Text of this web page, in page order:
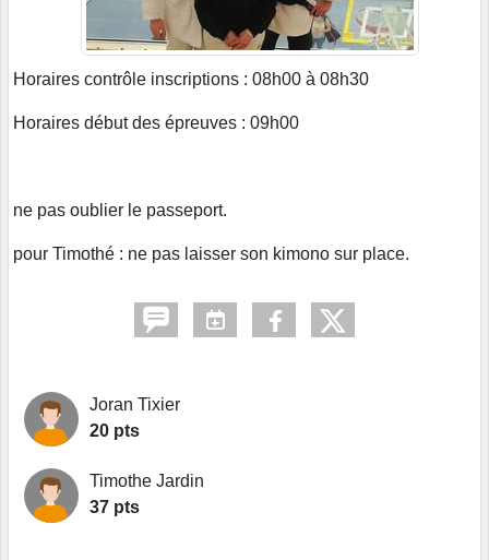
Horaires contrôle inscriptions : 08h00 à 08h30
Horaires début des épreuves : 09h00
ne pas oublier le passeport.
pour Timothé : ne pas laisser son kimono sur place.
Joran Tixier
20 pts
Timothe Jardin
37 pts